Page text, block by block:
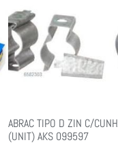
ABRAC TIPO D ZIN C/
(UNIT) AKS 099597